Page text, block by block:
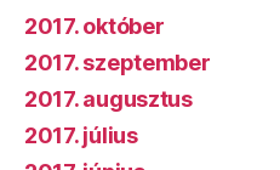
2017. október
2017. szeptember
2017. augusztus
2017. július